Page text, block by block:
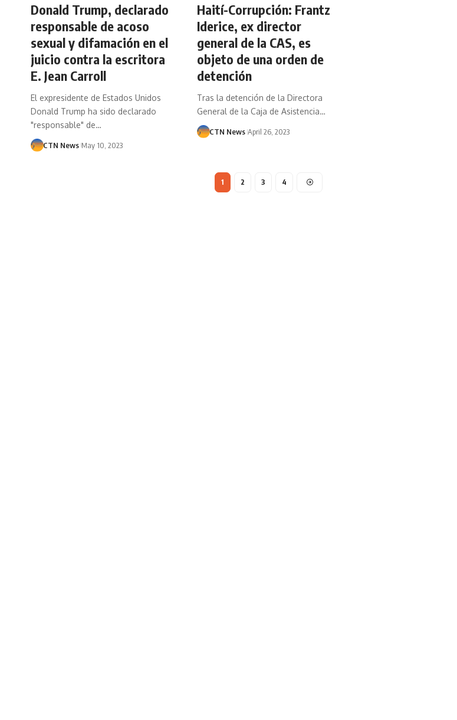
Donald Trump, declarado
responsable de acoso
sexual y difamación en el
juicio contra la escritora
E. Jean Carroll
El expresidente de Estados Unidos
Donald Trump ha sido declarado
"responsable" de…
CTN News May 10, 2023
Haití-Corrupción: Frantz
Iderice, ex director
general de la CAS, es
objeto de una orden de
detención
Tras la detención de la Directora
General de la Caja de Asistencia…
CTN News April 26, 2023
1 2 3 4